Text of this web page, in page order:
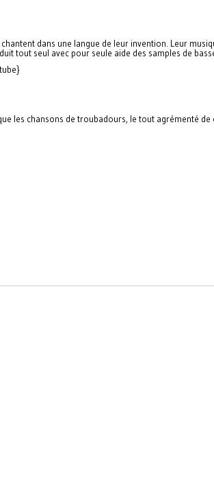
dans une langue de leur invention. Leur
tout seul avec pour seule aide des samples de
les chansons de troubadours, le tout agrémenté de